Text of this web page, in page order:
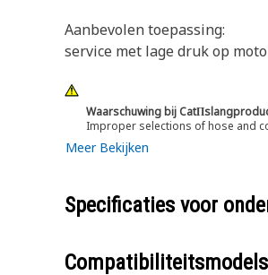
Aanbevolen toepassing:
service met lage druk op
Waarschuwing bij
Improper selections of hose and
Meer Bekijken
Specificaties voor